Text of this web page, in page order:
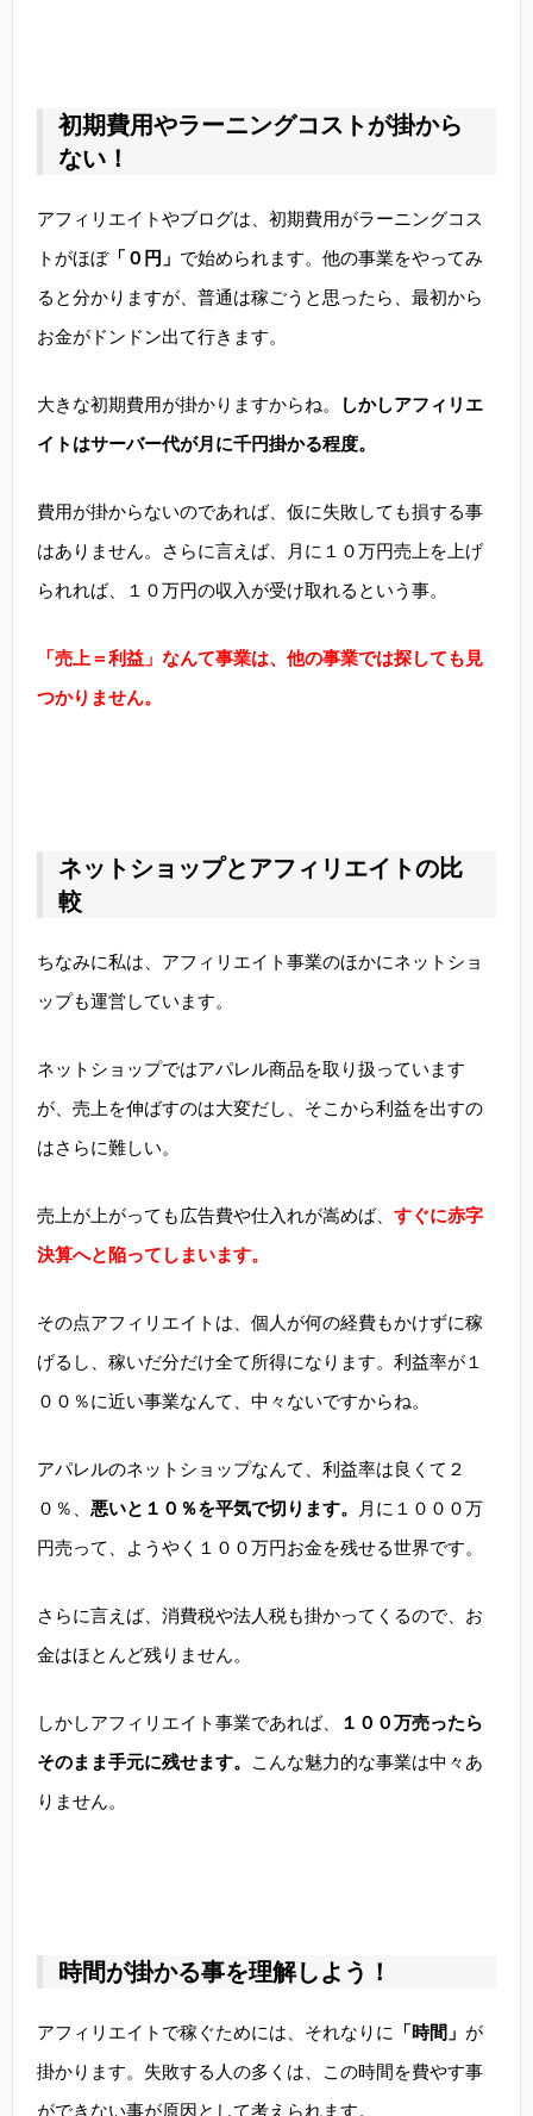
初期費用やラーニングコストが掛から
ない！
アフィリエイトやブログは、初期費用がラーニングコス
トがほぼ「０円」 で始められます。他の事業をやってみ
ると分かりますが、普通は稼ごうと思ったら、最初から
お金がドンドン出て行きます。
大きな初期費用が掛かりますからね。
しかしアフィリエ
イトはサーバー代が月に千円掛かる程度。
費用が掛からないのであれば、仮に失敗しても損する事
はありません。さらに言えば、月に１０万円売上を上げ
られれば、１０万円の収入が受け取れるという事。
「売上＝利益」なんて事業は、他の事業では探しても見
つかりません。
ネットショップとアフィリエイトの比
較
ちなみに私は、アフィリエイト事業のほかにネットショ
ップも運営しています。
ネットショップではアパレル商品を取り扱っています
が、売上を伸ばすのは大変だし、そこから利益を出すの
はさらに難しい。
売上が上がっても広告費や仕入れが嵩めば、 すぐに赤字
決算へと陥ってしまいます。
その点アフィリエイトは、個人が何の経費もかけずに稼
げるし、稼いだ分だけ全て所得になります。利益率が１
００％に近い事業なんて、中々ないですからね。
アパレルのネットショップなんて、利益率は良くて２
０％、 悪いと１０％を平気で切ります。
月に１０００万
円売って、ようやく１００万円お金を残せる世界です。
さらに言えば、消費税や法人税も掛かってくるので、お
金はほとんど残りません。
しかしアフィリエイト事業であれば、
１００万売ったら
そのまま手元に残せます。
こんな魅力的な事業は中々あ
りません。
時間が掛かる事を理解しよう！
アフィリエイトで稼ぐためには、それなりに 「時間」 が
掛かります。失敗する人の多くは、この時間を費やす事
ができない事が原因として考えられます。